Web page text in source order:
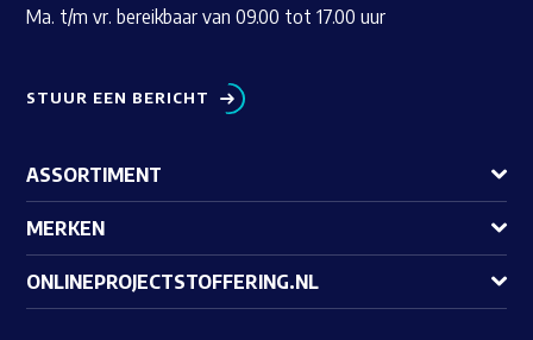
Ma. t/m vr. bereikbaar van 09.00 tot 17.00 uur
STUUR EEN BERICHT
ASSORTIMENT
MERKEN
ONLINEPROJECTSTOFFERING.NL